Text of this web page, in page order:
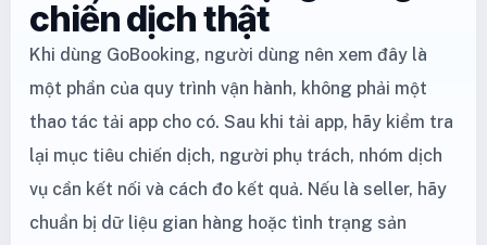
chiến dịch thật
Khi dùng GoBooking, người dùng nên xem đây là
một phần của quy trình vận hành, không phải một
thao tác tải app cho có. Sau khi tải app, hãy kiểm tra
lại mục tiêu chiến dịch, người phụ trách, nhóm dịch
vụ cần kết nối và cách đo kết quả. Nếu là seller, hãy
chuẩn bị dữ liệu gian hàng hoặc tình trạng sản